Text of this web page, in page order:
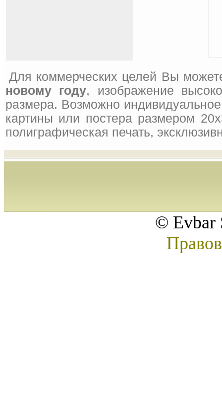
Для коммерческих целей Вы
новому году, изображение
размера. Возможно
картины или постера размером
полиграфическая печать,
© Evbar